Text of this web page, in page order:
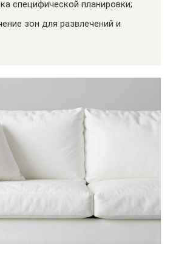
специфической планировки;
зон для развлечений и